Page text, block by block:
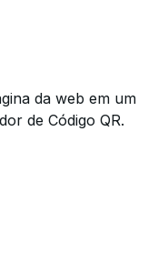
da web em um
de Código QR.